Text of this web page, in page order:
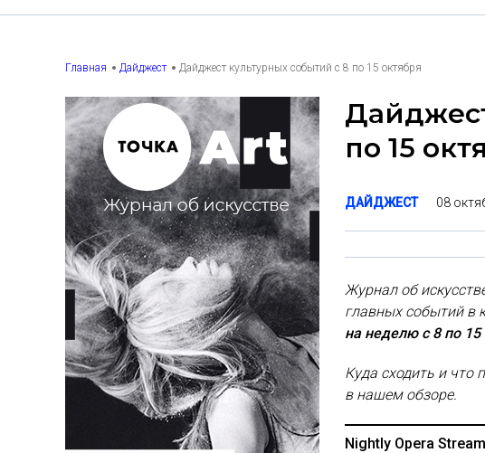
Главная Дайджест Дайджест культурных событий с 8 по 15 октября
по 15
ДАЙДЖЕСТ 08
Журнал об
главных событий в
на неделю с 8 по 15
Куда сходить и что
в нашем обзоре.
Nightly Opera